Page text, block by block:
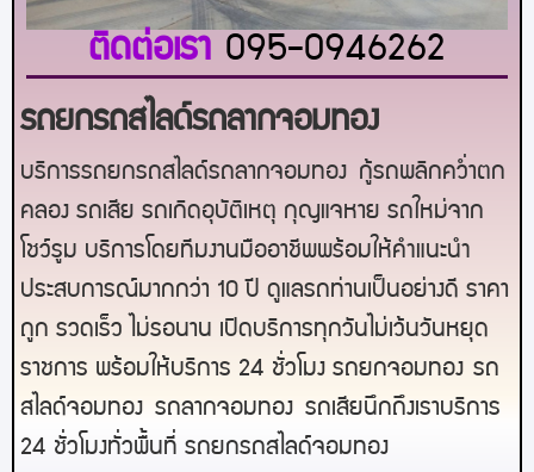
ติดต่อเรา 095-0946262
รถยกรถสไลด์รถลากจอมทอง
บริการรถยกรถสไลด์รถลากจอมทอง กู้รถพลิกคว่ำตก
คลอง รถเสีย รถเกิดอุบัติเหตุ กุญแจหาย รถใหม่จาก
โชว์รูม บริการโดยทีมงานมืออาชีพพร้อมให้คำแนะนำ
ประสบการณ์มากกว่า 10 ปี ดูแลรถท่านเป็นอย่างดี ราคา
ถูก รวดเร็ว ไม่รอนาน เปิดบริการทุกวันไม่เว้นวันหยุด
ราชการ พร้อมให้บริการ 24 ชั่วโมง รถยกจอมทอง รถ
สไลด์จอมทอง รถลากจอมทอง รถเสียนึกถึงเราบริการ
24 ชั่วโมงทั่วพื้นที่ รถยกรถสไลด์จอมทอง